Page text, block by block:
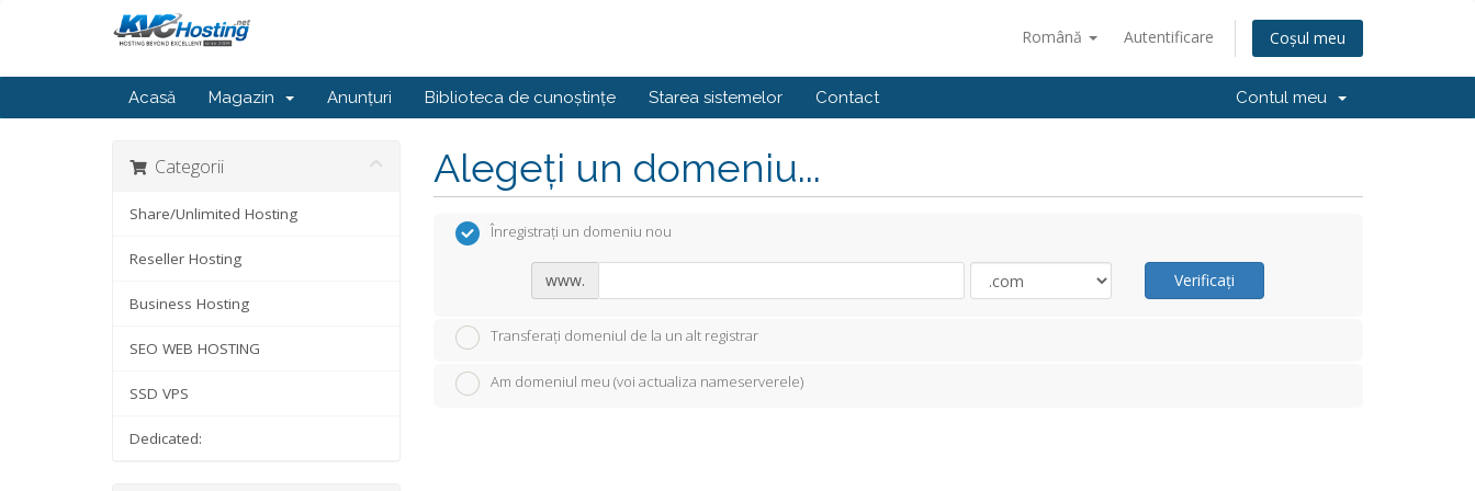
Română Autentificare Coșul meu
Acasă Magazin Anunțuri Biblioteca de cunoștințe Starea sistemelor Contact Contul meu
Categorii
Share/Unlimited Hosting
Reseller Hosting
Business Hosting
SEO WEB HOSTING
SSD VPS
Dedicated:
Alegeți un domeniu...
Înregistrați un domeniu nou
www. Verificați
Transferați domeniul de la un alt registrar
Am domeniul meu (voi actualiza nameserverele)